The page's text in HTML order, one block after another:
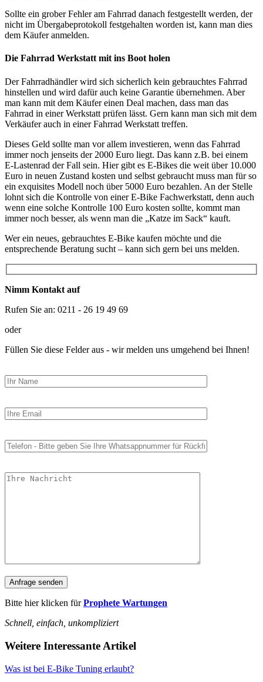
Sollte ein grober Fehler am Fahrrad danach festgestellt werden, der
nicht im Übergabeprotokoll festgehalten worden ist, kann man dies
dem Käufer anmelden.
Die Fahrrad Werkstatt mit ins Boot holen
Der Fahrradhändler wird sich sicherlich kein gebrauchtes Fahrrad
hinstellen und wird dafür auch keine Garantie übernehmen. Aber
man kann mit dem Käufer einen Deal machen, dass man das
Fahrrad in einer Werkstatt prüfen lässt. Gern kann man sich mit dem
Verkäufer auch in einer Fahrrad Werkstatt treffen.
Dieses Geld sollte man vor allem investieren, wenn das Fahrrad
immer noch jenseits der 2000 Euro liegt. Das kann z.B. bei einem
E-Lastenrad der Fall sein. Hier gibt es E-Bikes die weit über 10.000
Euro in neuen Zustand kosten und selbst gebraucht muss man für so
ein exquisites Modell noch über 5000 Euro bezahlen. An der Stelle
lohnt sich die Kontrolle von einer E-Bike Fachwerkstatt, denn auch
wenn eine solche Kontrolle 100 Euro kosten sollte, kommt man
immer noch besser, als wenn man die „Katze im Sack“ kauft.
Wer ein neues, gebrauchtes E-Bike kaufen möchte und die
entsprechende Beratung sucht – kann sich gern bei uns melden.
Nimm Kontakt auf
Rufen Sie an: 0211 - 26 19 49 69
oder
Füllen Sie diese Felder aus - wir melden uns umgehend bei Ihnen!
Bitte hier klicken fürProphete Wartungen
Schnell, einfach, unkompliziert
Weitere Interessante Artikel
Was ist bei E-Bike Tuning erlaubt?